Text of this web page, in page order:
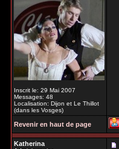
Inscrit le: 29 Mai 2007
Messages: 48
Localisation: Dijon et Le Thillot
(dans les Vosges)
Revenir en haut de page
Katherina